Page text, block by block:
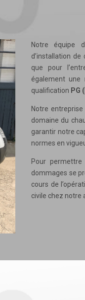
Notre équipe
d’installation
que pour
également
qualification PG
Notre
domaine du
garantir notre
normes en
Pour
dommages se
cours de
civile chez notre